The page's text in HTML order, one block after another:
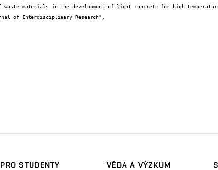
PRO STUDENTY
VĚDA A VÝZKUM